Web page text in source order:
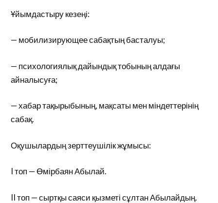
Ұйымдастыру кезеңі:
— мобилизирующее сабақтың басталуы;
— психологиялық дайындық тобының алдағы
айналысуға;
— хабар тақырыбының, мақсаты мен міндеттерінің
сабақ.
Оқушылардың зерттеушілік жұмысы:
I топ — Өмірбаян Абылай.
II топ — сыртқы саяси қызметі сұлтан Абылайдың.